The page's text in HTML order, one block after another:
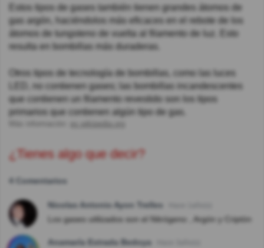
Estos tipos de gases también tienen grandes átomos de
gas argón, haciéndolos más eficaces en el rebote de los
átomos de tungsteno de vuelta al filamento de luz. Esto
resulta en bombillas más duraderas.
Otros tipos de tecnología de bombillas, como las luces
LED, no contienen gases; las bombillas incandescentes
que contienen un filamento revestido son los tipos
primarios que contienen algún tipo de gas.
es.wikipedia.org
¿Tienes algo que decir?
4 Comentarios
Nicolas Antonio Ayon Trelles
Los gases utilizados son el Nitrógeno , Argón y Criptón
Anamaría Estrada Bedoya